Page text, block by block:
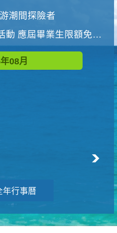
潮間探險者
應屆畢業生限額免費參加
08月
年行事曆